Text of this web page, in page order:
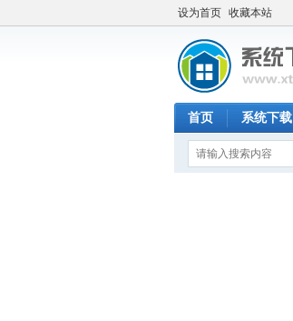
设为首页 收藏本站
首页 系统下载